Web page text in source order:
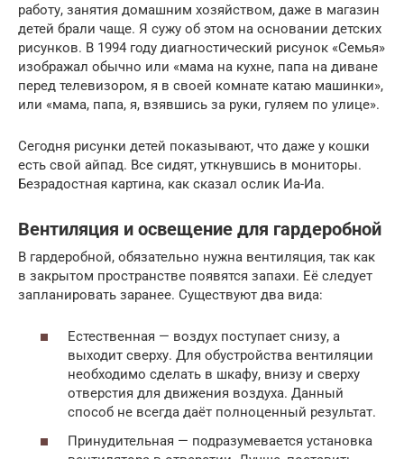
работу, занятия домашним хозяйством, даже в магазин
детей брали чаще. Я сужу об этом на основании детских
рисунков. В 1994 году диагностический рисунок «Семья»
изображал обычно или «мама на кухне, папа на диване
перед телевизором, я в своей комнате катаю машинки»,
или «мама, папа, я, взявшись за руки, гуляем по улице».
Сегодня рисунки детей показывают, что даже у кошки
есть свой айпад. Все сидят, уткнувшись в мониторы.
Безрадостная картина, как сказал ослик Иа-Иа.
Вентиляция и освещение для гардеробной
В гардеробной, обязательно нужна вентиляция, так как
в закрытом пространстве появятся запахи. Её следует
запланировать заранее. Существуют два вида:
Естественная — воздух поступает снизу, а
выходит сверху. Для обустройства вентиляции
необходимо сделать в шкафу, внизу и сверху
отверстия для движения воздуха. Данный
способ не всегда даёт полноценный результат.
Принудительная — подразумевается установка